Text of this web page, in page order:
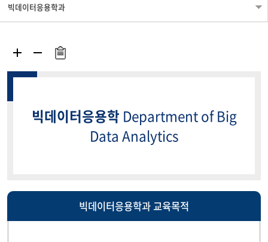
빅데이터응용학과
빅데이터응용학 Department of Big
Data Analytics
빅데이터응용학과 교육목적